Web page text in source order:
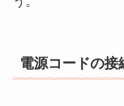
電源コードの接